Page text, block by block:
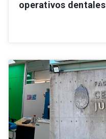
operativos dentales